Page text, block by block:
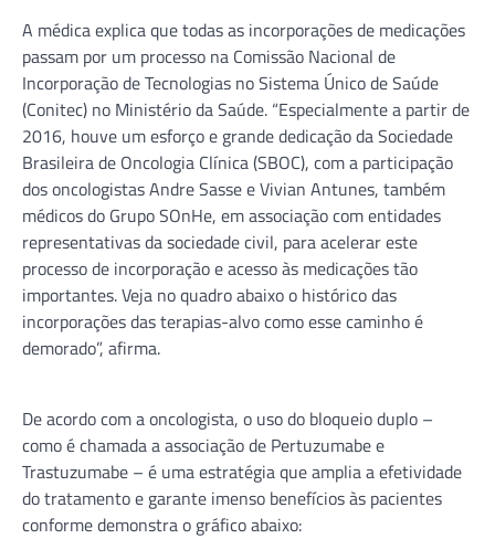
A médica explica que todas as incorporações de medicações
passam por um processo na Comissão Nacional de
Incorporação de Tecnologias no Sistema Único de Saúde
(Conitec) no Ministério da Saúde. “Especialmente a partir de
2016, houve um esforço e grande dedicação da Sociedade
Brasileira de Oncologia Clínica (SBOC), com a participação
dos oncologistas Andre Sasse e Vivian Antunes, também
médicos do Grupo SOnHe, em associação com entidades
representativas da sociedade civil, para acelerar este
processo de incorporação e acesso às medicações tão
importantes. Veja no quadro abaixo o histórico das
incorporações das terapias-alvo como esse caminho é
demorado”, afirma.
De acordo com a oncologista, o uso do bloqueio duplo –
como é chamada a associação de Pertuzumabe e
Trastuzumabe – é uma estratégia que amplia a efetividade
do tratamento e garante imenso benefícios às pacientes
conforme demonstra o gráfico abaixo: